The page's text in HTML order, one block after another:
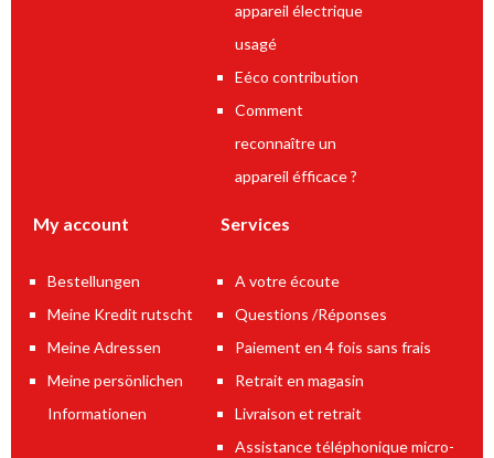
appareil électrique
usagé
Eéco contribution
Comment
reconnaître un
appareil éfficace ?
My account
Bestellungen
Meine Kredit rutscht
Meine Adressen
Meine persönlichen
Informationen
Services
A votre écoute
Questions /Réponses
Paiement en 4 fois sans frais
Retrait en magasin
Livraison et retrait
Assistance téléphonique micro-